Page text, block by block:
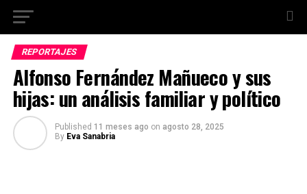
REPORTAJES
Alfonso Fernández Mañueco y sus
hijas: un análisis familiar y político
Published 11 meses ago on agosto 28, 2025
By Eva Sanabria